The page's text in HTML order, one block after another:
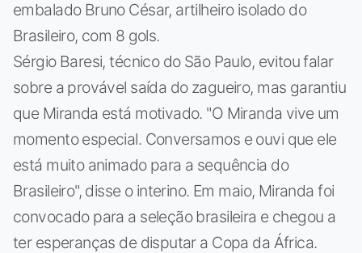
embalado Bruno César, artilheiro isolado do
Brasileiro, com 8 gols.
Sérgio Baresi, técnico do São Paulo, evitou falar
sobre a provável saída do zagueiro, mas garantiu
que Miranda está motivado. "O Miranda vive um
momento especial. Conversamos e ouvi que ele
está muito animado para a sequência do
Brasileiro", disse o interino. Em maio, Miranda foi
convocado para a seleção brasileira e chegou a
ter esperanças de disputar a Copa da África.